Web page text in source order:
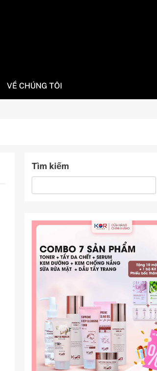
VỀ CHÚNG TÔI
Tìm kiếm